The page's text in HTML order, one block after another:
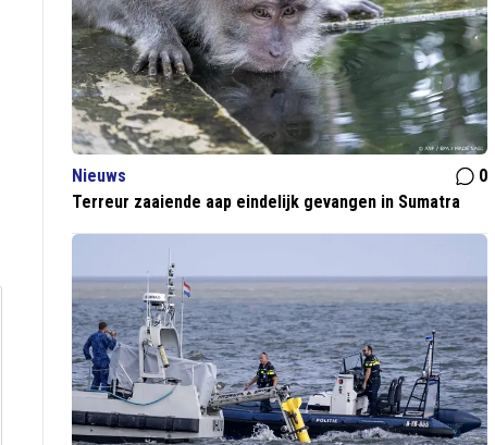
Nieuws
0
Terreur zaaiende aap eindelijk gevangen in Sumatra